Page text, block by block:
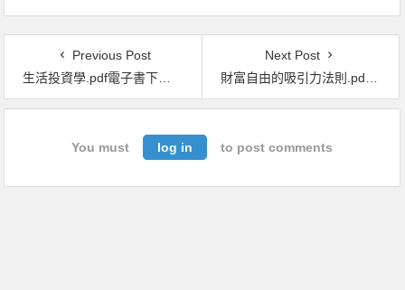
Previous Post
生活投資學.pdf電子書下載（許凱廸 著）：領股息、賺價差，最適合散戶的投資系統
Next Post
財富自由的吸引力法則.pdf電子書下載（菅原圭 著）
You must log in to post comments